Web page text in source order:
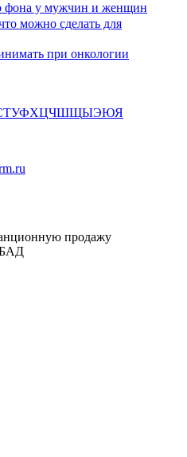
фона у мужчин и женщин
можно сделать для
при онкологии
ТУФХЦЧШЩЫЭЮЯ
продажу
БАД